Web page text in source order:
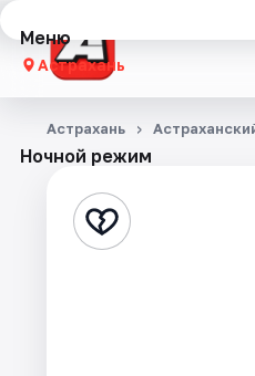
Меню
Астрахань
Концерты
Стендап
Ночной режим
Астрахань